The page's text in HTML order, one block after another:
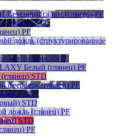
Вечерний салют (глянец) PF
STD
PF
дождь (структурированное
(матовый) PF
Белый (глянец) PF
STD
феерверк (глянец) PF
STD
STD
дождь (глянец) PF
STD
PF